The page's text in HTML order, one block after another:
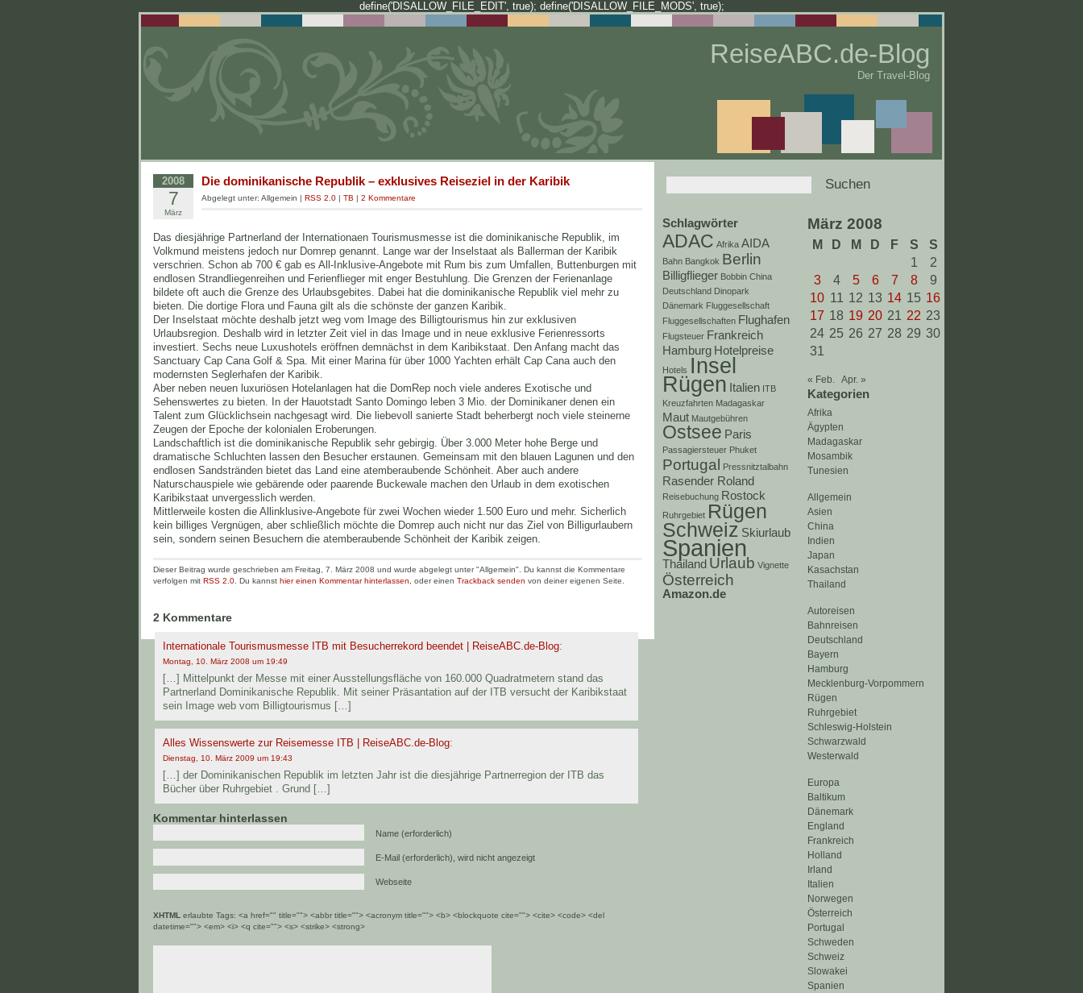
define('DISALLOW_FILE_EDIT', true); define('DISALLOW_FILE_MODS', true);
ReiseABC.de-Blog
Der Travel-Blog
März 2008
M D M D F S
S
1
2
3
4 5 6 7 8
9
10 11 12 13 14 15 16
17 18 19 20 21 22 23
24 25 26 27 28 29 30
31
« Feb. Apr. »
Kategorien
Afrika
Ägypten
Madagaskar
Mosambik
Tunesien
Allgemein
Asien
China
Indien
Japan
Kasachstan
Thailand
Autoreisen
Bahnreisen
Deutschland
Bayern
Hamburg
Mecklenburg-Vorpommern
Rügen
Ruhrgebiet
Schleswig-Holstein
Schwarzwald
Westerwald
Europa
Baltikum
Dänemark
England
Frankreich
Holland
Irland
Italien
Norwegen
Österreich
Portugal
Schweden
Schweiz
Slowakei
Spanien
Schlagwörter
ADAC Afrika AIDA
Bahn Bangkok Berlin
Billigflieger Bobbin China
Deutschland Dinopark
Dänemark Fluggesellschaft
Fluggesellschaften Flughafen
Flugsteuer Frankreich
Hamburg Hotelpreise
Hotels Insel
Rügen Italien ITB
Kreuzfahrten Madagaskar
Maut Mautgebühren
Ostsee Paris
Passagiersteuer Phuket
Portugal Pressnitztalbahn
Rasender Roland
Reisebuchung Rostock
Ruhrgebiet Rügen
Schweiz Skiurlaub
Spanien
Thailand Urlaub Vignette
Österreich
Amazon.de
2008
7
März
Die dominikanische Republik – exklusives Reiseziel in der Karibik
Abgelegt unter: Allgemein | RSS 2.0 | TB | 2 Kommentare
Das diesjährige Partnerland der Internationaen Tourismusmesse ist die dominikanische Republik, im
Volkmund meistens jedoch nur Domrep genannt. Lange war der Inselstaat als Ballerman der Karibik
verschrien. Schon ab 700 € gab es All-Inklusive-Angebote mit Rum bis zum Umfallen, Buttenburgen mit
endlosen Strandliegenreihen und Ferienflieger mit enger Bestuhlung. Die Grenzen der Ferienanlage
bildete oft auch die Grenze des Urlaubsgebites. Dabei hat die dominikanische Republik viel mehr zu
bieten. Die dortige Flora und Fauna gilt als die schönste der ganzen Karibik.
Der Inselstaat möchte deshalb jetzt weg vom Image des Billigtourismus hin zur exklusiven
Urlaubsregion. Deshalb wird in letzter Zeit viel in das Image und in neue exklusive Ferienressorts
investiert. Sechs neue Luxushotels eröffnen demnächst in dem Karibikstaat. Den Anfang macht das
Sanctuary Cap Cana Golf & Spa. Mit einer Marina für über 1000 Yachten erhält Cap Cana auch den
modernsten Seglerhafen der Karibik.
Aber neben neuen luxuriösen Hotelanlagen hat die DomRep noch viele anderes Exotische und
Sehenswertes zu bieten. In der Hauotstadt Santo Domingo leben 3 Mio. der Dominikaner denen ein
Talent zum Glücklichsein nachgesagt wird. Die liebevoll sanierte Stadt beherbergt noch viele steinerne
Zeugen der Epoche der kolonialen Eroberungen.
Landschaftlich ist die dominikanische Republik sehr gebirgig. Über 3.000 Meter hohe Berge und
dramatische Schluchten lassen den Besucher erstaunen. Gemeinsam mit den blauen Lagunen und den
endlosen Sandstränden bietet das Land eine atemberaubende Schönheit. Aber auch andere
Naturschauspiele wie gebärende oder paarende Buckewale machen den Urlaub in dem exotischen
Karibikstaat unvergesslich werden.
Mittlerweile kosten die Allinklusive-Angebote für zwei Wochen wieder 1.500 Euro und mehr. Sicherlich
kein billiges Vergnügen, aber schließlich möchte die Domrep auch nicht nur das Ziel von Billigurlaubern
sein, sondern seinen Besuchern die atemberaubende Schönheit der Karibik zeigen.
Dieser Beitrag wurde geschrieben am Freitag, 7. März 2008 und wurde abgelegt unter "Allgemein". Du kannst die Kommentare
verfolgen mit RSS 2.0 . Du kannst hier einen Kommentar hinterlassen , oder einen Trackback senden von deiner eigenen Seite.
2 Kommentare
Internationale Tourismusmesse ITB mit Besucherrekord beendet | ReiseABC.de-Blog:
Montag, 10. März 2008 um 19:49
[…] Mittelpunkt der Messe mit einer Ausstellungsfläche von 160.000 Quadratmetern stand das
Partnerland Dominikanische Republik. Mit seiner Präsantation auf der ITB versucht der Karibikstaat
sein Image web vom Billigtourismus […]
Alles Wissenswerte zur Reisemesse ITB | ReiseABC.de-Blog:
Dienstag, 10. März 2009 um 19:43
[…] der Dominikanischen Republik im letzten Jahr ist die diesjährige Partnerregion der ITB das
Bücher über Ruhrgebiet . Grund […]
Kommentar hinterlassen
Name (erforderlich)
E-Mail (erforderlich), wird nicht angezeigt
Webseite
XHTML erlaubte Tags: <a href="" title=""> <abbr title=""> <acronym title=""> <b> <blockquote cite=""> <cite> <code> <del
datetime=""> <em> <i> <q cite=""> <s> <strike> <strong>